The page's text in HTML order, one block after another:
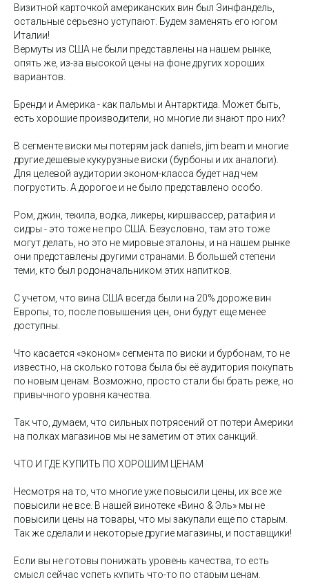
Визитной карточкой американских вин был Зинфандель,
остальные серьезно уступают. Будем заменять его югом
Италии!
Вермуты из США не были представлены на нашем рынке,
опять же, из-за высокой цены на фоне других хороших
вариантов.
Бренди и Америка - как пальмы и Антарктида. Может быть,
есть хорошие производители, но многие ли знают про них?
В сегменте виски мы потерям jack daniels, jim beam и многие
другие дешевые кукурузные виски (бурбоны и их аналоги).
Для целевой аудитории эконом-класса будет над чем
погрустить. А дорогое и не было представлено особо.
Ром, джин, текила, водка, ликеры, киршвассер, ратафия и
сидры - это тоже не про США. Безусловно, там это тоже
могут делать, но это не мировые эталоны, и на нашем рынке
они представлены другими странами. В большей степени
теми, кто был родоначальником этих напитков.
С учетом, что вина США всегда были на 20% дороже вин
Европы, то, после повышения цен, они будут еще менее
доступны.
Что касается «эконом» сегмента по виски и бурбонам, то не
известно, на сколько готова была бы её аудитория покупать
по новым ценам. Возможно, просто стали бы брать реже, но
привычного уровня качества.
Так что, думаем, что сильных потрясений от потери Америки
на полках магазинов мы не заметим от этих санкций.
ЧТО И ГДЕ КУПИТЬ ПО ХОРОШИМ ЦЕНАМ
Несмотря на то, что многие уже повысили цены, их все же
повысили не все. В нашей винотеке «Вино & Эль» мы не
повысили цены на товары, что мы закупали еще по старым.
Так же сделали и некоторые другие магазины, и поставщики!
Если вы не готовы понижать уровень качества, то есть
смысл сейчас успеть купить что-то по старым ценам.